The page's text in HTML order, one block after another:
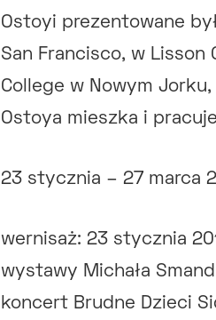
Ostoyi prezentowane
San Francisco, w Lisson
College w Nowym
Ostoya mieszka i
23 stycznia – 27 marca
wernisaż: 23 stycznia
wystawy Michała
koncert Brudne Dzieci